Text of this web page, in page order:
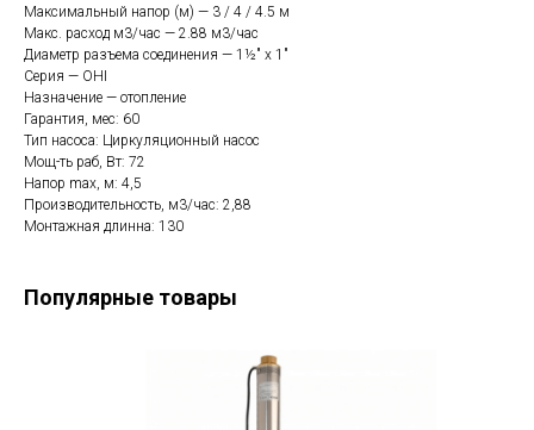
Максимальный напор (м) — 3 / 4 / 4.5 м
Макс. расход м3/час — 2.88 м3/час
Диаметр разъема соединения — 1½" x 1"
Серия — OHI
Назначение — отопление
Гарантия, мес: 60
Тип насоса: Циркуляционный насос
Мощ-ть раб, Вт: 72
Hапор max, м: 4,5
Производительность, м3/час: 2,88
Монтажная длинна: 130
Популярные товары